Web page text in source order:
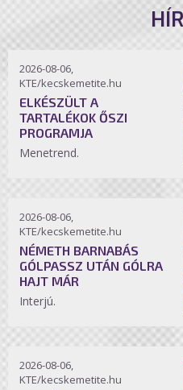
2026-08-06,
KTE/kecskemetite.hu
ELKÉSZÜLT A
TARTALÉKOK ŐSZI
PROGRAMJA
Menetrend.
2026-08-06,
KTE/kecskemetite.hu
NÉMETH BARNABÁS
GÓLPASSZ UTÁN GÓLRA
HAJT MÁR
Interjú.
2026-08-06,
KTE/kecskemetite.hu